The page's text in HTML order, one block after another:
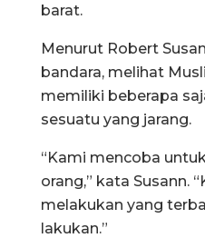
barat.
Menurut Robert
bandara, melihat
memiliki beberapa
sesuatu yang jarang.
“Kami mencoba
orang,” kata Susann.
melakukan yang
lakukan.”